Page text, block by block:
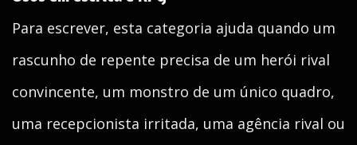
Para escrever, esta categoria ajuda quando um
rascunho de repente precisa de um herói rival
convincente, um monstro de um único quadro,
uma recepcionista irritada, uma agência rival ou